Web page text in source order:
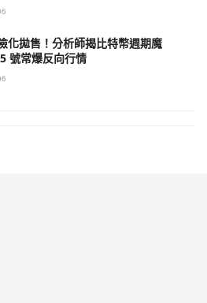
化拋售！分析師揭比特幣週期魔
號常爆反向行情